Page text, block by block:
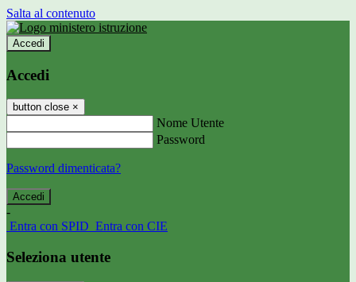
Salta al contenuto
Accedi
Accedi
button close ×
Nome Utente
Password
Password dimenticata?
-
Entra con SPID Entra con CIE
Seleziona utente